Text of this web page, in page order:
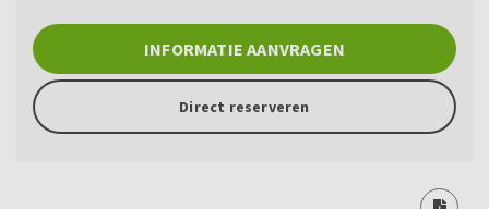
INFORMATIE AANVRAGEN
Direct reserveren